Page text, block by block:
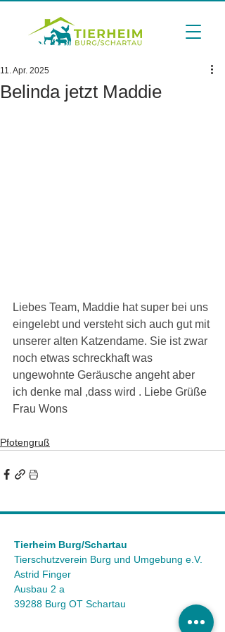
Belinda jetzt Maddie
11. Apr. 2025
Liebes Team, Maddie hat super bei uns
eingelebt und versteht sich auch gut mit
unserer alten Katzendame. Sie ist zwar
noch etwas schreckhaft was
ungewohnte Geräusche angeht aber
ich denke mal ,dass wird . Liebe Grüße
Frau Wons
Pfotengruß
Tierheim Burg/Schartau
Tierschutzverein Burg und Umgebung e.V.
Astrid Finger
Ausbau 2 a
39288 Burg OT Schartau